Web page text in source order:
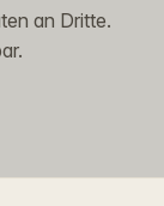
an Dritte.